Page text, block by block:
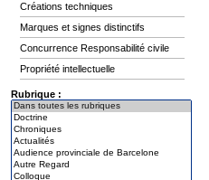
Créations techniques
Marques et signes distinctifs
Concurrence Responsabilité civile
Propriété intellectuelle
Rubrique :